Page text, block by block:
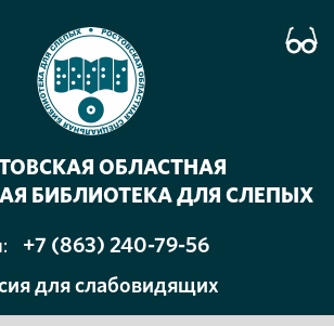
ОБЛАСТНАЯ
БИБЛИОТЕКА ДЛЯ СЛЕПЫХ
+7 (863) 240-79-56
для слабовидящих